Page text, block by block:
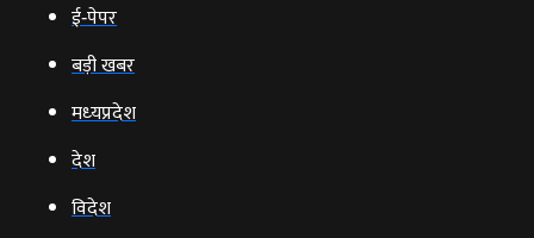
ई‑पेपर
बड़ी खबर
मध्‍यप्रदेश
देश
विदेश